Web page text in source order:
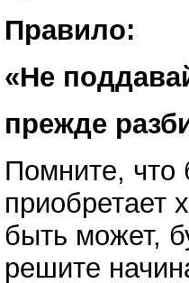
Правило:
«Не
прежде
Помните, что
приобретает
быть может,
решите